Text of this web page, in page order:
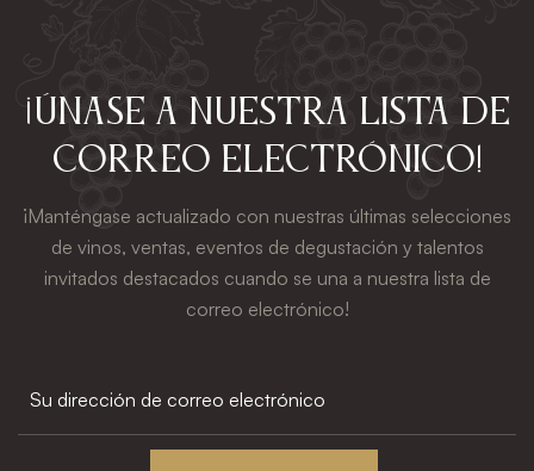
¡Únase a nuestra lista de
correo electrónico!
¡Manténgase actualizado con nuestras últimas selecciones
de vinos, ventas, eventos de degustación y talentos
invitados destacados cuando se una a nuestra lista de
correo electrónico!